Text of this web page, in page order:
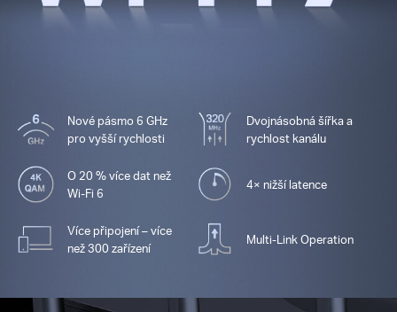
Nové pásmo 6 GHz
pro vyšší rychlosti
Dvojnásobná šířka a
rychlost kanálu
O 20 % více dat než
Wi-Fi 6
4× nižší latence
Více připojení – více
než 300 zařízení
Multi-Link Operation